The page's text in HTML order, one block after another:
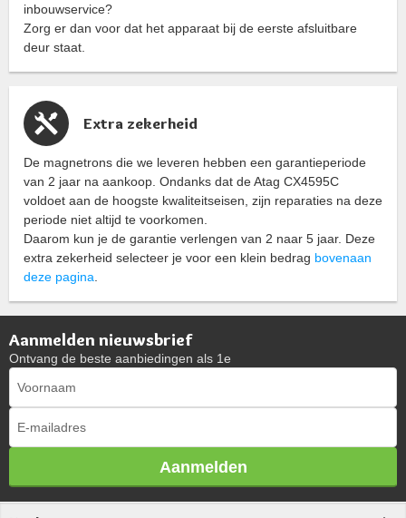
inbouwservice?
Zorg er dan voor dat het apparaat bij de eerste afsluitbare
deur staat.
Extra zekerheid
De magnetrons die we leveren hebben een garantieperiode
van 2 jaar na aankoop. Ondanks dat de Atag CX4595C
voldoet aan de hoogste kwaliteitseisen, zijn reparaties na deze
periode niet altijd te voorkomen.
Daarom kun je de garantie verlengen van 2 naar 5 jaar. Deze
extra zekerheid selecteer je voor een klein bedrag bovenaan
deze pagina
Aanmelden nieuwsbrief
Ontvang de beste aanbiedingen als 1e
Aanmelden